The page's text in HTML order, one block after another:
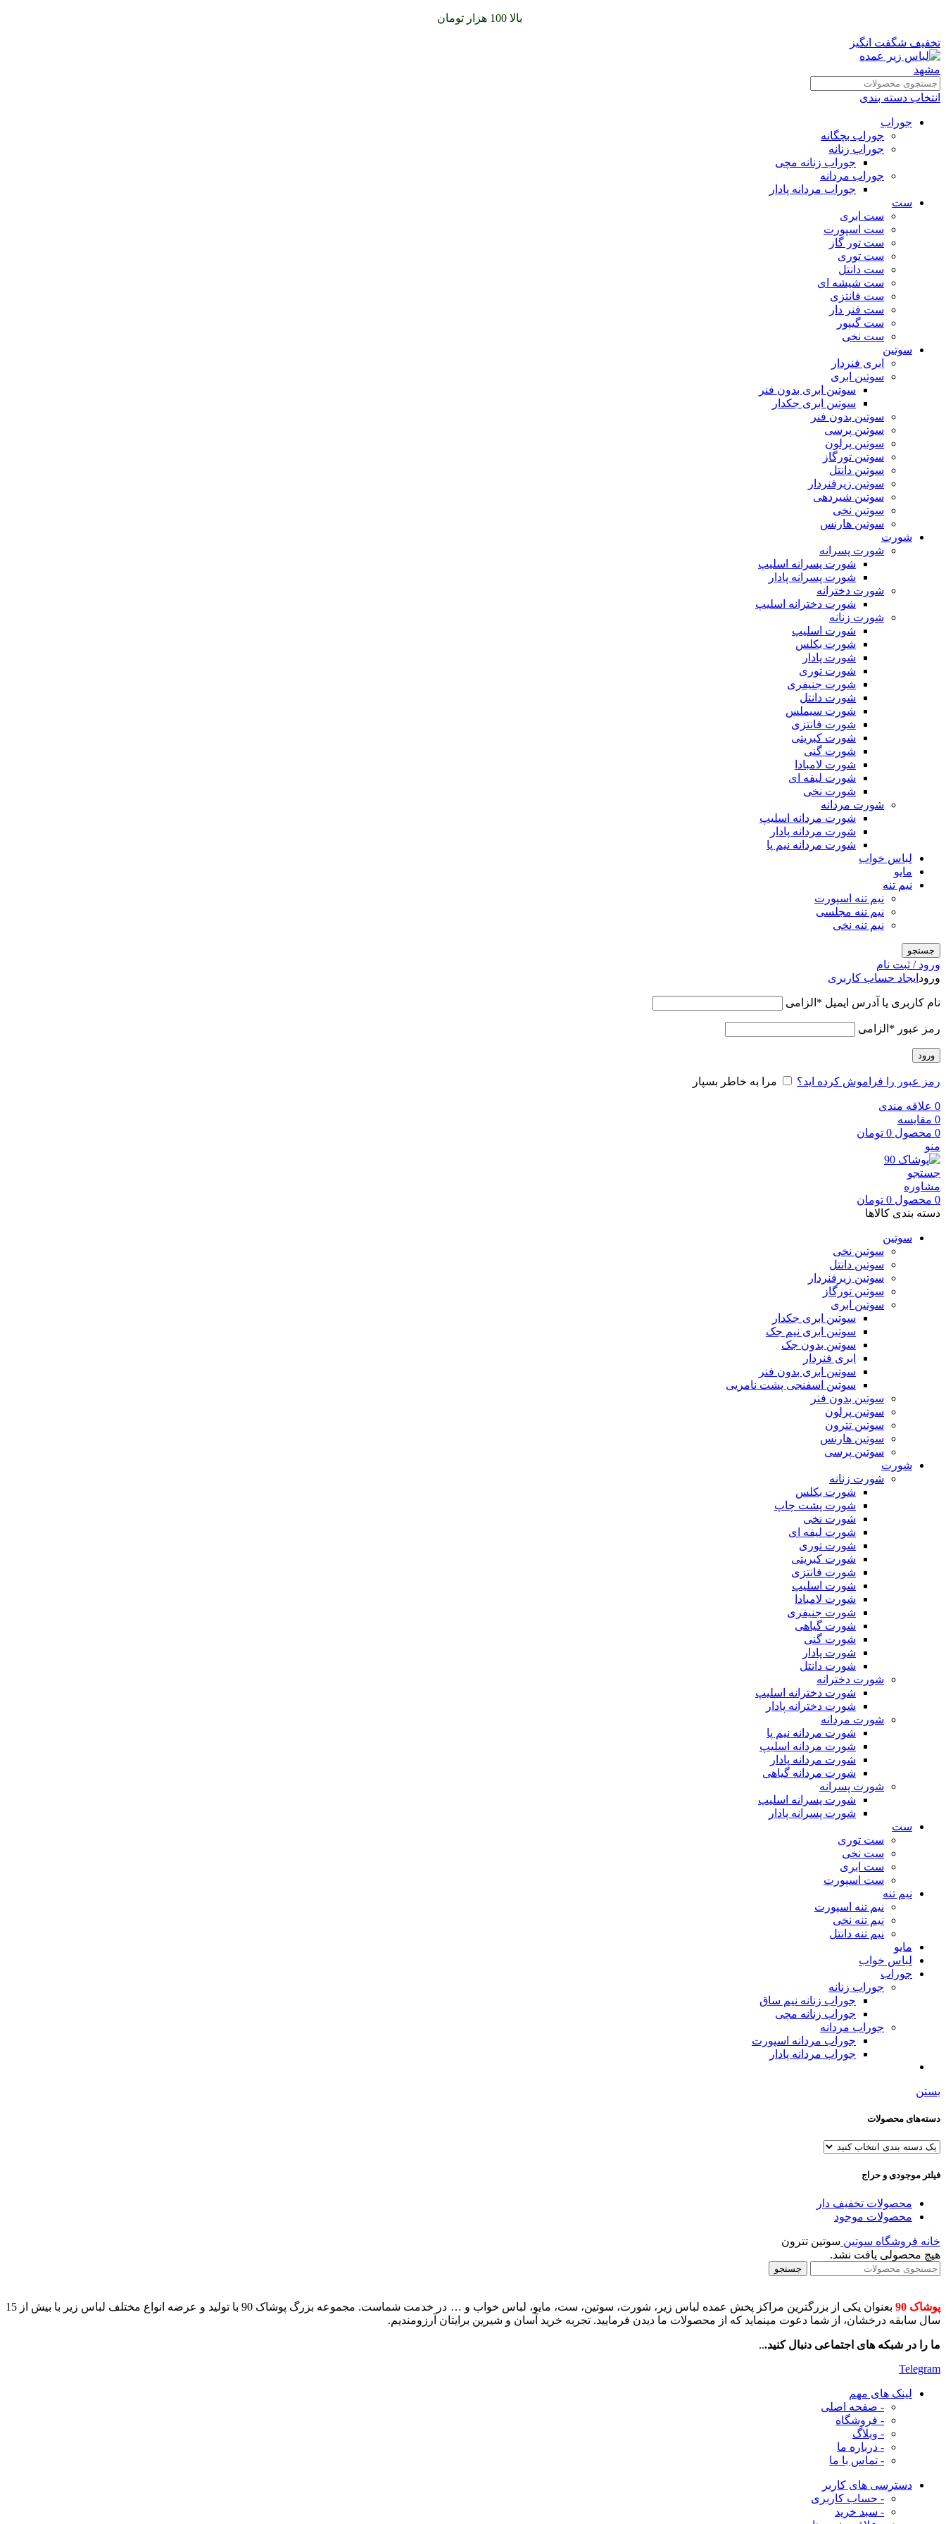
بالا 100 هزار تومان
تخفیف شگفت انگیز
انتخاب دسته بندی
جوراب
جوراب بچگانه
جوراب زنانه
جوراب زنانه مچی
جوراب مردانه
جوراب مردانه پادار
ست
ست ابری
ست اسپورت
ست تور گاز
ست توری
ست دانتل
ست شیشه ای
ست فانتزی
ست فنر دار
ست گیپور
ست نخی
سوتین
ابری فنردار
سوتین ابری
سوتین ابری بدون فنر
سوتین ابری جکدار
سوتین بدون فنر
سوتین پرسی
سوتین پرلون
سوتین تورگاز
سوتین دانتل
سوتین زیرفنردار
سوتین شیردهی
سوتین نخی
سوتین هارنس
شورت
شورت پسرانه
شورت پسرانه اسلیپ
شورت پسرانه پادار
شورت دخترانه
شورت دخترانه اسلیپ
شورت زنانه
شورت اسلیپ
شورت بکلس
شورت پادار
شورت توری
شورت جنیفری
شورت دانتل
شورت سیملس
شورت فانتزی
شورت کبریتی
شورت گنی
شورت لامبادا
شورت لیفه ای
شورت نخی
شورت مردانه
شورت مردانه اسلیپ
شورت مردانه پادار
شورت مردانه نیم پا
لباس خواب
مایو
نیم تنه
نیم تنه اسپورت
نیم تنه مجلسی
نیم تنه نخی
جستجو
ورود / ثبت نام
ورود ایجاد حساب کاربری
نام کاربری یا آدرس ایمیل * الزامی
رمز عبور * الزامی
ورود
رمز عبور را فراموش کرده اید؟ مرا به خاطر بسپار
0 علاقه مندی
0 مقایسه
0 محصول 0 تومان
منو
جستجو
مشاوره
0 محصول 0 تومان
دسته بندی کالاها
سوتین
سوتین نخی
سوتین دانتل
سوتین زیرفنردار
سوتین تورگاز
سوتین ابری
سوتین ابری جکدار
سوتین ابری نیم جک
سوتین بدون جک
ابری فنردار
سوتین ابری بدون فنر
سوتین اسفنجی پشت نامریی
سوتین بدون فنر
سوتین پرلون
سوتین تترون
سوتین هارنس
سوتین پرسی
شورت
شورت زنانه
شورت بکلس
شورت پشت چاپ
شورت نخی
شورت لیفه ای
شورت توری
شورت کبریتی
شورت فانتزی
شورت اسلیپ
شورت لامبادا
شورت جنیفری
شورت گیاهی
شورت گنی
شورت پادار
شورت دانتل
شورت دخترانه
شورت دخترانه اسلیپ
شورت دخترانه پادار
شورت مردانه
شورت مردانه نیم پا
شورت مردانه اسلیپ
شورت مردانه پادار
شورت مردانه گیاهی
شورت پسرانه
شورت پسرانه اسلیپ
شورت پسرانه پادار
ست
ست توری
ست نخی
ست ابری
ست اسپورت
نیم تنه
نیم تنه اسپورت
نیم تنه نخی
نیم تنه دانتل
مایو
لباس خواب
جوراب
جوراب زنانه
جوراب زنانه نیم ساق
جوراب زنانه مچی
جوراب مردانه
جوراب مردانه اسپورت
جوراب مردانه پادار
بستن
دسته‌های محصولات
فیلتر موجودی و حراج
محصولات تخفیف دار
محصولات موجود
خانه فروشگاه سوتین سوتین تترون
هیچ محصولی یافت نشد.
جستجو
پوشاک 90
بعنوان یکی از بزرگترین مراکز پخش عمده لباس زیر، شورت، سوتین، ست، مایو، لباس خواب و … در خدمت شماست. مجموعه بزرگ پوشاک 90 با تولید و عرضه انواع مختلف لباس زیر با بیش از 15
سال سابقه درخشان، از شما دعوت مینماید که از محصولات ما دیدن فرمایید. تجربه خرید آسان و شیرین برایتان آرزومندیم.
ما را در شبکه های اجتماعی دنبال کنید...
Telegram
لینک های مهم
- صفحه اصلی
- فروشگاه
- وبلاگ
- درباره ما
- تماس با ما
دسترسی های کاربر
- حساب کاربری
- سبد خرید